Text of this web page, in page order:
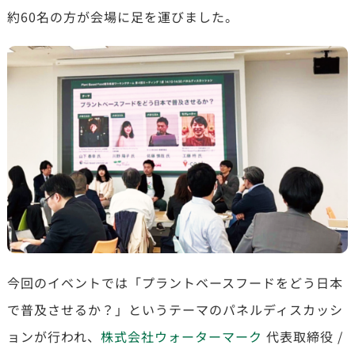
約60名の方が会場に足を運びました。
今回のイベントでは「プラントベースフードをどう日本
で普及させるか？」というテーマのパネルディスカッシ
ョンが行われ、 株式会社ウォーターマーク 代表取締役 /